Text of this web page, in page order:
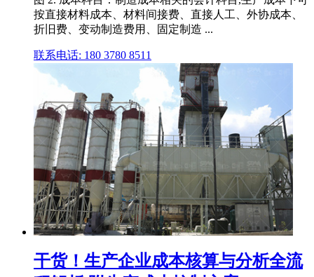
按直接材料成本、材料间接费、直接人工、外协成本、
折旧费、变动制造费用、固定制造 ...
联系电话: 180 3780 8511
干货！生产企业成本核算与分析全流